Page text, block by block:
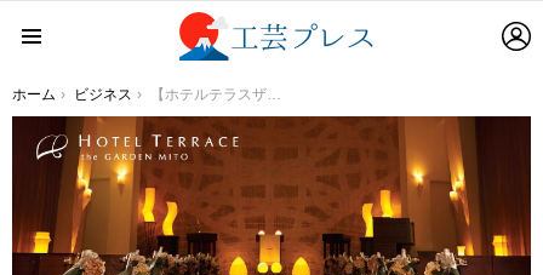
You are here:
ホーム ビジネス 【ホテルテラスザガーデン水戸】江戸より続く水戸の伝統工芸品『水府提燈』が照らす幻想空間へチャペルをリニューアル